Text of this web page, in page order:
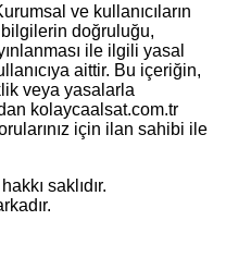
ve kullanıcıların
doğruluğu,
ile ilgili yasal
aittir. Bu içeriğin,
veya yasalarla
kolaycaalsat.com.tr
için ilan sahibi ile
saklıdır.